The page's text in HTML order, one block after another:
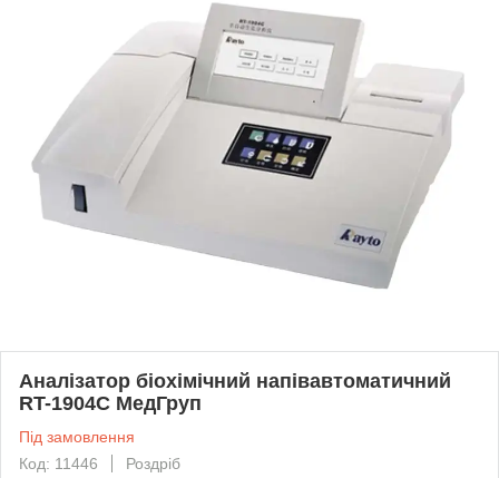
Аналізатор біохімічний напівавтоматичний
RT-1904C МедГруп
Під замовлення
Код: 11446
Роздріб